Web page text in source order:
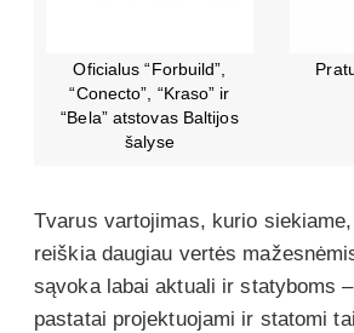
Oficialus “Forbuild”,
“Conecto”, “Kraso” ir
“Bela” atstovas Baltijos
šalyse
Tvarus vartojimas, kurio
reiškia daugiau vertės
sąvoka labai aktuali ir statyboms
pastatai projektuojami ir statomi